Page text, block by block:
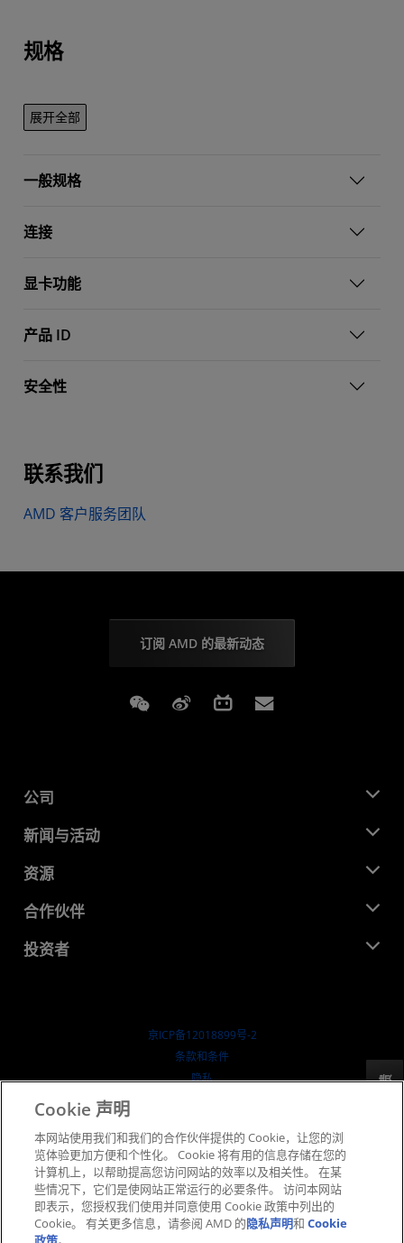
规格
展开全部
一般规格
连接
显卡功能
产品 ID
安全性
联系我们
AMD 客户服务团队
反馈
订阅 AMD 的最新动态
Weixin Weibo Bilibili
公司
关于 AMD
企业责任
就业机会
联系我们
新闻与活动
新闻中心
媒体库
资源
开发中心
成功案例
合作伙伴
AMD 合作伙伴中心
投资者
京ICP备12018899号-2
​条款和条件
隐私
公开公平竞争
英国税收策略
Cookie 政策
Cookie 设置
Cookie 声明
本网站使用我们和我们的合作伙伴提供的 Cookie，让您的浏
览体验更加方便和个性化。 Cookie 将有用的信息存储在您的
计算机上，以帮助提高您访问网站的效率以及相关性。 在某
些情况下，它们是使网站正常运行的必要条件。 访问本网站
即表示，您授权我们使用并同意使用 Cookie 政策中列出的
Cookie。 有关更多信息，请参阅 AMD 的隐私声明和Cookie